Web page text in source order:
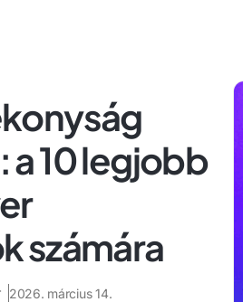
10 legjobb
számára
2026. március 14.